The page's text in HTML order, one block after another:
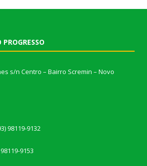
s/n Centro – Bairro Scremin – Novo
98119-9132
9153